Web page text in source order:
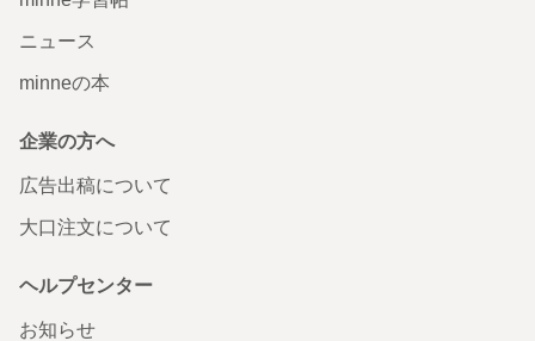
ニュース
minneの本
企業の方へ
広告出稿について
大口注文について
ヘルプセンター
お知らせ